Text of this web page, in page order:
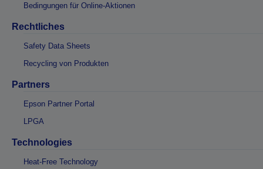
Bedingungen für Online-Aktionen
Rechtliches
Safety Data Sheets
Recycling von Produkten
Partners
Epson Partner Portal
LPGA
Technologies
Heat-Free Technology